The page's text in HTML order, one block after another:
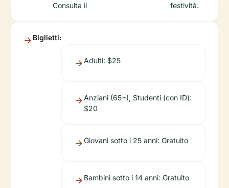
Consulta il
festività.
Biglietti:
Adulti: $25
Anziani (65+), Studenti (con ID):
$20
Giovani sotto i 25 anni: Gratuito
Bambini sotto i 14 anni: Gratuito